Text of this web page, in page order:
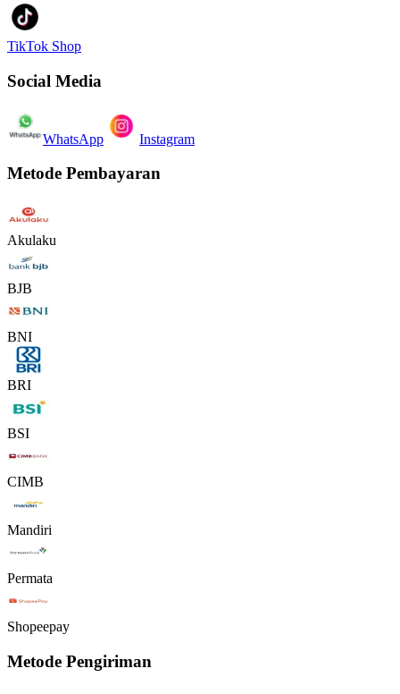
TikTok Shop
Social Media
WhatsApp Instagram
Metode Pembayaran
Akulaku
BJB
BNI
BRI
BSI
CIMB
Mandiri
Permata
Shopeepay
Metode Pengiriman